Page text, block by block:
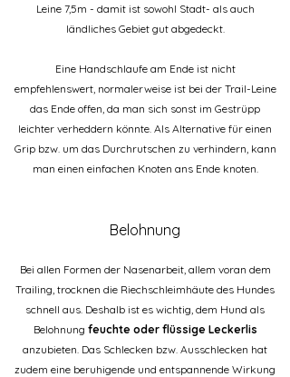
Leine 7,5m - damit ist sowohl Stadt- als auch
ländliches Gebiet gut abgedeckt.
Eine Handschlaufe am Ende ist nicht
empfehlenswert, normalerweise ist bei der Trail-Leine
das Ende offen, da man sich sonst im Gestrüpp
leichter verheddern könnte. Als Alternative für einen
Grip bzw. um das Durchrutschen zu verhindern, kann
man einen einfachen Knoten ans Ende knoten.
Belohnung
Bei allen Formen der Nasenarbeit, allem voran dem
Trailing, trocknen die Riechschleimhäute des Hundes
schnell aus. Deshalb ist es wichtig, dem Hund als
Belohnung feuchte oder flüssige Leckerlis
anzubieten. Das Schlecken bzw. Ausschlecken hat
zudem eine beruhigende und entspannende Wirkung